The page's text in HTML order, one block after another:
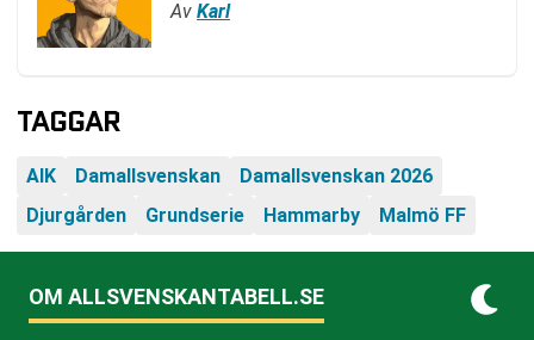
Av Karl
TAGGAR
AIK Damallsvenskan
Damallsvenskan 2026
Djurgården
Grundserie Hammarby Malmö FF
OM ALLSVENSKANTABELL.SE